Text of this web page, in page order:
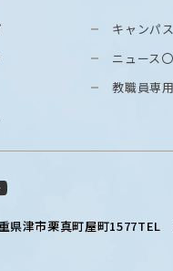
県津市栗真町屋町1577TEL
キャンパ
ニュース〇
教職員専